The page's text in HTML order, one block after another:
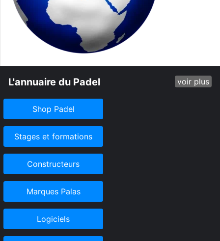
L'annuaire du Padel voir plus
Shop Padel
Stages et formations
Constructeurs
Marques Palas
Logiciels